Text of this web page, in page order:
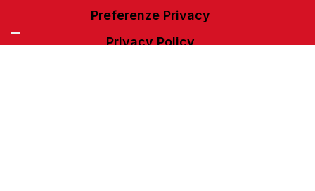
Preferenze Privacy
Privacy Policy